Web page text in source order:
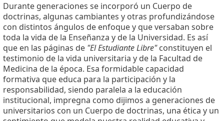
Durante generaciones se incorporó un Cuerpo de
doctrinas, algunas cambiantes y otras profundizándose
con distintos ángulos de enfoque y que versaban sobre
toda la vida de la Enseñanza y de la Universidad. Es así
que en las páginas de "El Estudiante Libre"constituyen el
testimonio de la vida universitaria y de la Facultad de
Medicina de la época. Esa formidable capacidad
formativa que educa para la participación y la
responsabilidad, siendo paralela a la educación
institucional, impregna como dijimos a generaciones de
universitarios con un Cuerpo de doctrinas, una ética y un